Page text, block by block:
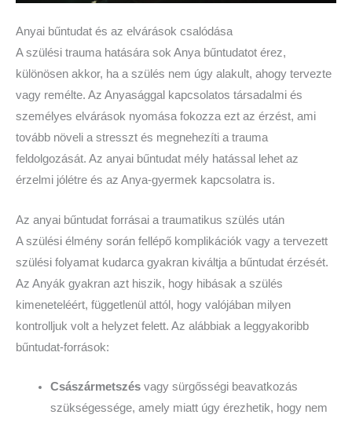
Anyai bűntudat és az elvárások csalódása
A szülési trauma hatására sok Anya bűntudatot érez,
különösen akkor, ha a szülés nem úgy alakult, ahogy tervezte
vagy remélte. Az Anyasággal kapcsolatos társadalmi és
személyes elvárások nyomása fokozza ezt az érzést, ami
tovább növeli a stresszt és megnehezíti a trauma
feldolgozását. Az anyai bűntudat mély hatással lehet az
érzelmi jólétre és az Anya-gyermek kapcsolatra is.
Az anyai bűntudat forrásai a traumatikus szülés után
A szülési élmény során fellépő komplikációk vagy a tervezett
szülési folyamat kudarca gyakran kiváltja a bűntudat érzését.
Az Anyák gyakran azt hiszik, hogy hibásak a szülés
kimeneteléért, függetlenül attól, hogy valójában milyen
kontrolljuk volt a helyzet felett. Az alábbiak a leggyakoribb
bűntudat-források:
Császármetszésvagy sürgősségi beavatkozás
szükségessége, amely miatt úgy érezhetik, hogy nem